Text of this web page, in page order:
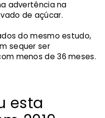
advertência na
de açúcar.
do mesmo estudo,
sequer ser
menos de 36 meses.
esta